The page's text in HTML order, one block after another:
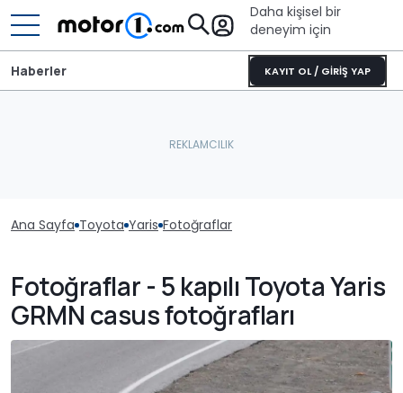
Daha kişisel bir
deneyim için
KAYIT OL / GİRİŞ YAP
Haberler
Ana Sayfa Toyota Yaris Fotoğraflar
Fotoğraflar - 5 kapılı Toyota Yaris
GRMN casus fotoğrafları